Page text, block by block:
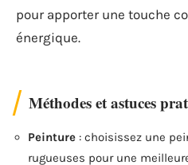
pour apporter une touche
énergique.
Méthodes et astuces
Peinture : choisissez une
rugueuses pour une